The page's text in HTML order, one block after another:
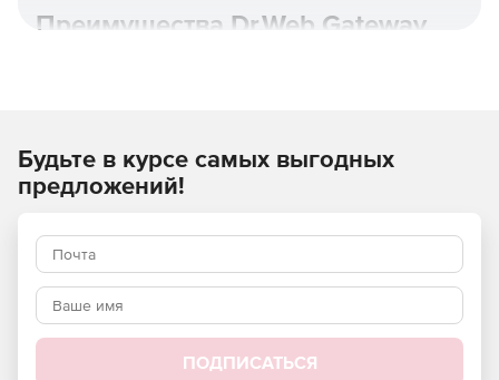
Преимущества Dr.Web Gateway
Доставка только безопасного контента внутрь
защищаемой сети.
Действенная очистка информационного потока на
уровне промежуточного узла проверки —
практически без потери быстродействия при
Эффективное противодействие проникновению
вредоносных программ любого типа.
Будьте в курсе самых выгодных
предложений!
ПОДПИСАТЬСЯ